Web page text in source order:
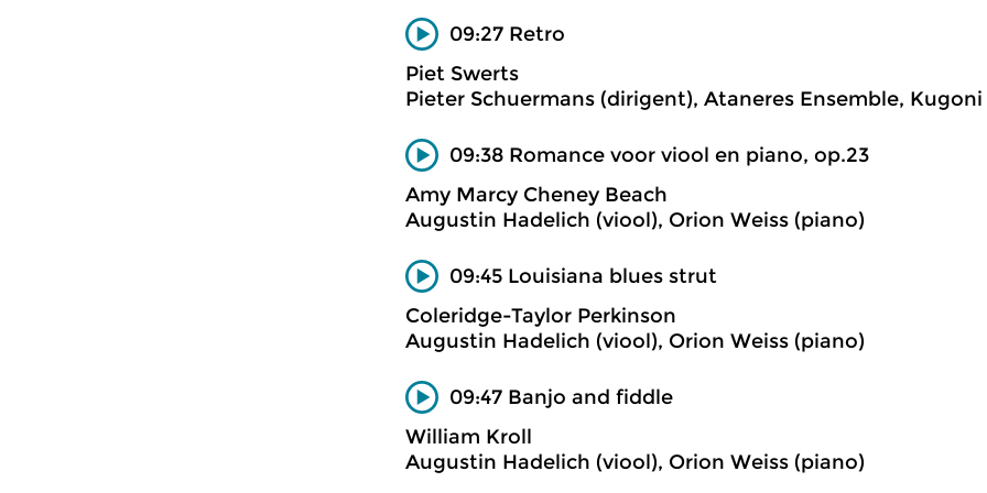
09:27 Retro
Piet Swerts
Pieter Schuermans (dirigent), Ataneres Ensemble, Kugoni
09:38 Romance voor viool en piano, op.23
Amy Marcy Cheney Beach
Augustin Hadelich (viool), Orion Weiss (piano)
09:45 Louisiana blues strut
Coleridge-Taylor Perkinson
Augustin Hadelich (viool), Orion Weiss (piano)
09:47 Banjo and fiddle
William Kroll
Augustin Hadelich (viool), Orion Weiss (piano)